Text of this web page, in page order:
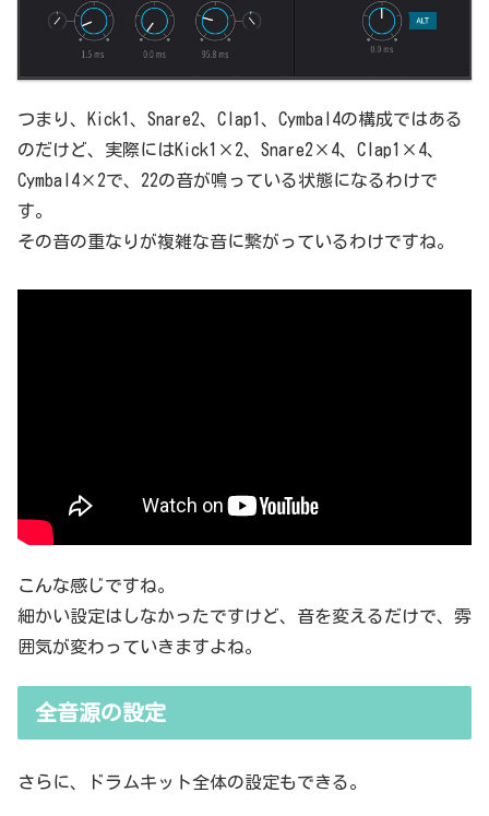
つまり、Kick1、Snare2、Clap1、Cymbal4の構成ではある
のだけど、実際にはKick1×2、Snare2×4、Clap1×4、
Cymbal4×2で、22の音が鳴っている状態になるわけで
す。
その音の重なりが複雑な音に繋がっているわけですね。
こんな感じですね。
細かい設定はしなかったですけど、音を変えるだけで、雰
囲気が変わっていきますよね。
全音源の設定
さらに、ドラムキット全体の設定もできる。